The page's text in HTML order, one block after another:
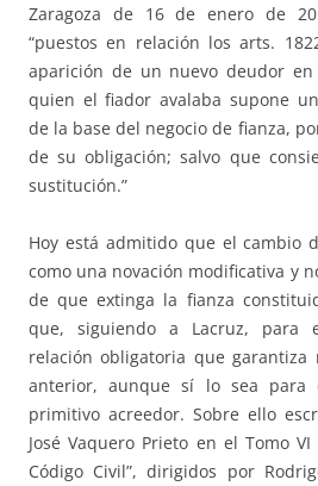
Zaragoza de 16 de enero de
“puestos en relación los arts.
aparición de un nuevo deudor
quien el fiador avalaba supone
de la base del negocio de fianza,
de su obligación; salvo que
sustitución.”
Hoy está admitido que el cambio
como una novación modificativa y
de que extinga la fianza
que, siguiendo a Lacruz, para
relación obligatoria que
anterior, aunque sí lo sea
primitivo acreedor. Sobre ello
José Vaquero Prieto en el Tomo
Código Civil”, dirigidos por